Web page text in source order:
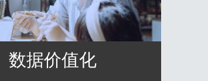
数据价值化